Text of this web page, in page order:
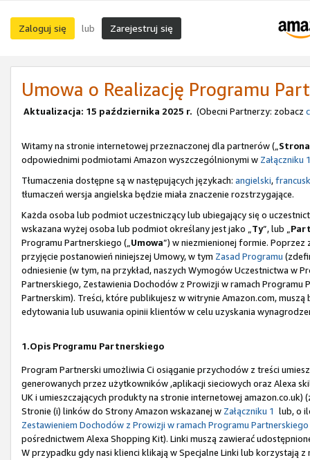
Zaloguj się lub Zarejestruj się
Umowa o Realizację Programu
Aktualizacja: 15 października 2025 r. (Obecni Partnerzy: zobacz
Witamy na stronie internetowej przeznaczonej dla partnerów („
odpowiednimi podmiotami Amazon wyszczególnionymi w Załączniku
Tłumaczenia dostępne są w następujących językach: angielski,
tłumaczeń wersja angielska będzie miała znaczenie rozstrzygające.
Każda osoba lub podmiot uczestniczący lub ubiegający się o
wskazana wyżej osoba lub podmiot określany jest jako „Ty”, lub „
Programu Partnerskiego („Umowa”) w niezmienionej formie.
przyjęcie postanowień niniejszej Umowy, w tym Zasad Programu
odniesienie (w tym, na przykład, naszych Wymogów Uczestnictwa w
Partnerskiego, Zestawienia Dochodów z Prowizji w ramach
Partnerskim). Treści, które publikujesz w witrynie Amazon.com,
edytowania lub usuwania opinii klientów w celu uzyskania
1.Opis Programu Partnerskiego
Program Partnerski umożliwia Ci osiąganie przychodów z treści
generowanych przez użytkowników ,aplikacji sieciowych oraz Alexa
UK i umieszczających produkty na stronie internetowej amazon.co.uk)
Stronie (i) linków do Strony Amazon wskazanej w Załączniku 1 lub, o
Zestawieniem Dochodów z Prowizji w ramach Programu Partnerskiego
pośrednictwem Alexa Shopping Kit). Linki muszą zawierać
W przypadku gdy nasi klienci klikają w Specjalne Linki lub korzystają